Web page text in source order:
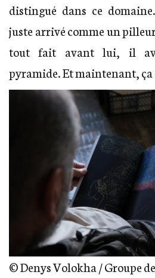
distingué dans ce
juste arrivé comme un
tout fait avant lui, il
pyramide. Et maintenant,
© Denys Volokha / Groupe